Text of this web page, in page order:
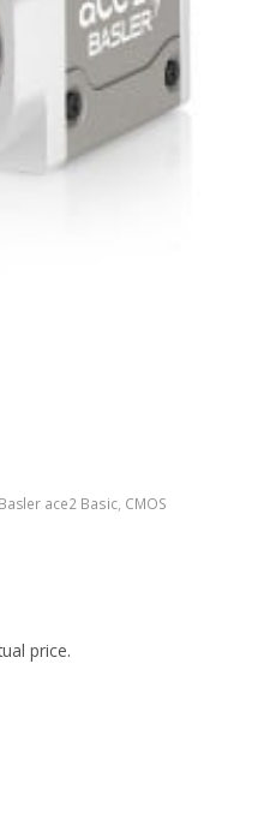
Basler ace2 Basic, CMOS
price.